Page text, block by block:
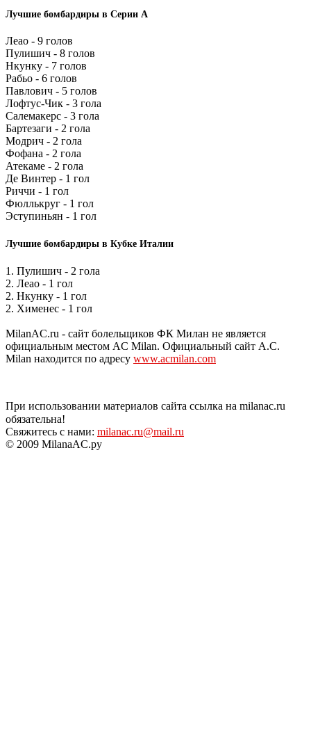
Лучшие бомбардиры в Серии А
Леао - 9 голов
Пулишич - 8 голов
Нкунку - 7 голов
Рабьо - 6 голов
Павлович - 5 голов
Лофтус-Чик - 3 гола
Салемакерс - 3 гола
Бартезаги - 2 гола
Модрич - 2 гола
Фофана - 2 гола
Атекаме - 2 гола
Де Винтер - 1 гол
Риччи - 1 гол
Фюллькруг - 1 гол
Эступиньян - 1 гол
Лучшие бомбардиры в Кубке Италии
1. Пулишич - 2 гола
2. Леао - 1 гол
2. Нкунку - 1 гол
2. Хименес - 1 гол
MilanAC.ru - сайт болельщиков ФК Милан не является
официальным местом AC Milan. Официальный сайт A.C.
Milan находится по адресу www.acmilan.com
При использовании материалов сайта ссылка на milanac.ru
обязательна!
Свяжитесь с нами: milanac.ru@mail.ru
© 2009 MilanaAC.ру